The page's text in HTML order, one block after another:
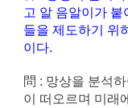
고 알 음알이가
들을 제도하기 위
이다.
問 : 망상을 분석
이 떠오르며 미래